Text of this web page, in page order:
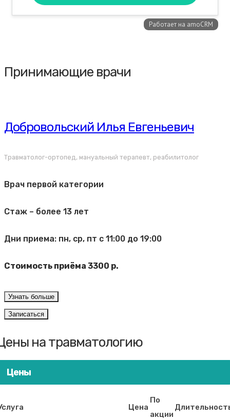
Принимающие врачи
Добровольский Илья Евгеньевич
Травматолог-ортопед, мануальный терапевт, реабилитолог
Врач первой категории
Стаж – более 13 лет
Дни приема: пн, ср, пт с 11:00 до 19:00
Стоимость приёма 3300 р.
Узнать больше
Записаться
на травматологию
Цены
Цена
По
акции